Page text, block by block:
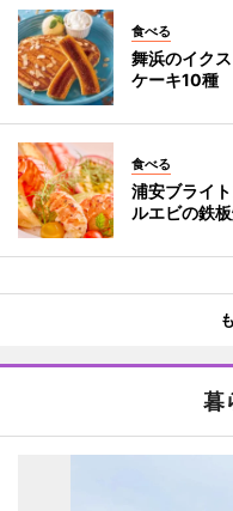
食べる
舞浜のイク
ケーキ10種
食べる
浦安ブライ
ルエビの鉄
暮